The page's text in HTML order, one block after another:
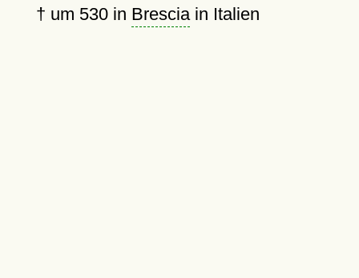
† um 530in Bresciain Italien